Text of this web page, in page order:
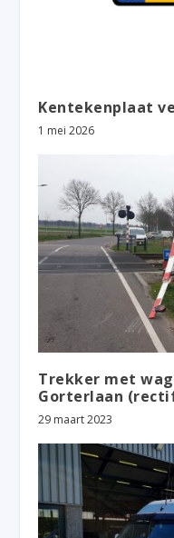
Kentekenplaat
1 mei 2026
Trekker met
Gorterlaan
29 maart 2023